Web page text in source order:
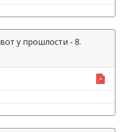
у прошлости - 8.